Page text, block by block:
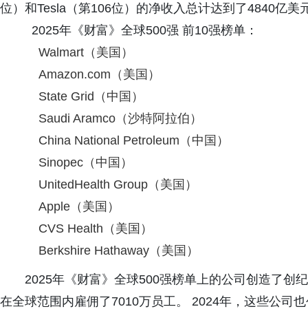
位）和Tesla（第106位）的净收入总计达到了4840亿美
2025年《财富》全球500强 前10强榜单：
Walmart（美国）
Amazon.com（美国）
State Grid（中国）
Saudi Aramco（沙特阿拉伯）
China National Petroleum（中国）
Sinopec（中国）
UnitedHealth Group（美国）
Apple（美国）
CVS Health（美国）
Berkshire Hathaway（美国）
2025年《财富》全球500强榜单上的公司创造了创
在全球范围内雇佣了7010万员工。 2024年，这些公司